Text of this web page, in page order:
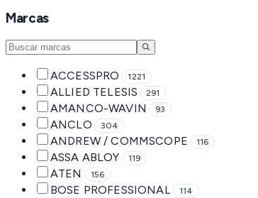
Marcas
ACCESSPRO 1221
ALLIED TELESIS 291
AMANCO-WAVIN 93
ANCLO 304
ANDREW / COMMSCOPE 116
ASSA ABLOY 119
ATEN 156
BOSE PROFESSIONAL 114